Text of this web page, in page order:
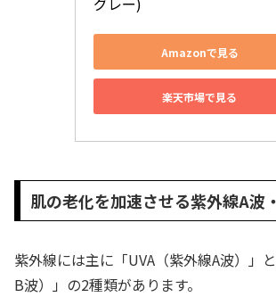
Amazonで見る
楽天市場で見る
肌の老化を加速させる紫外線A波
紫外線には主に「UVA（紫外線A波）」
B波）」の2種類があります。